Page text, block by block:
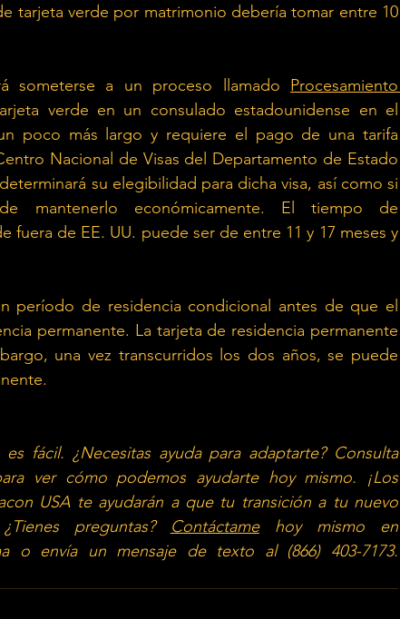
tarjeta verde por matrimonio debería tomar entre 10
someterse a un proceso llamado Procesamiento
verde en un consulado estadounidense en el
poco más largo y requiere el pago de una tarifa
Nacional de Visas del Departamento de Estado
su elegibilidad para dicha visa, así como si
mantenerlo económicamente. El tiempo de
fuera de EE. UU. puede ser de entre 11 y 17 meses y
período de residencia condicional antes de que el
permanente. La tarjeta de residencia permanente
una vez transcurridos los dos años, se puede
fácil. ¿Necesitas ayuda para adaptarte? Consulta
ver cómo podemos ayudarte hoy mismo. ¡Los
USA te ayudarán a que tu transición a tu nuevo
preguntas?
Contáctame
hoy mismo en
o envía un mensaje de texto al (866) 403-7173.